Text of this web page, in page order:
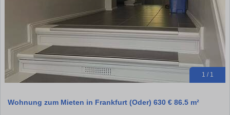
1 / 1
Wohnung zum Mieten in Frankfurt (Oder) 630 € 86.5 m²